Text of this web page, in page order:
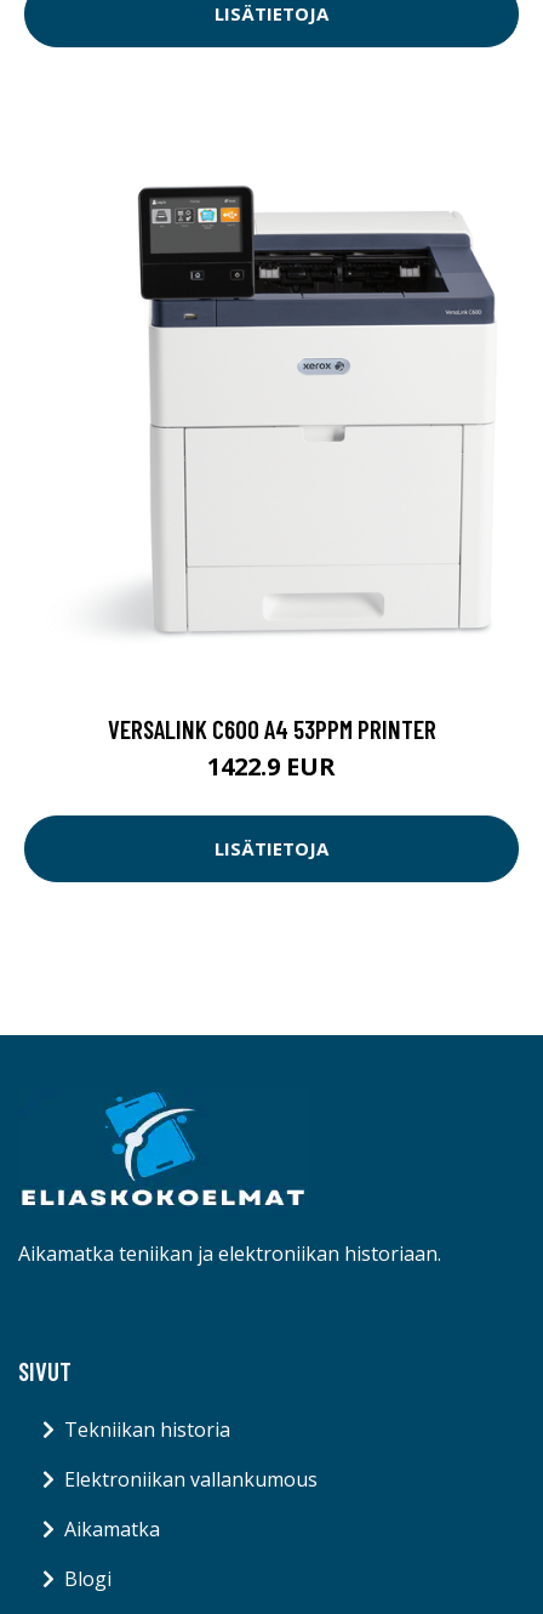
LISÄTIETOJA
VERSALINK C600 A4 53PPM PRINTER
1422.9 EUR
LISÄTIETOJA
Aikamatka teniikan ja elektroniikan historiaan.
SIVUT
Tekniikan historia
Elektroniikan vallankumous
Aikamatka
Blogi